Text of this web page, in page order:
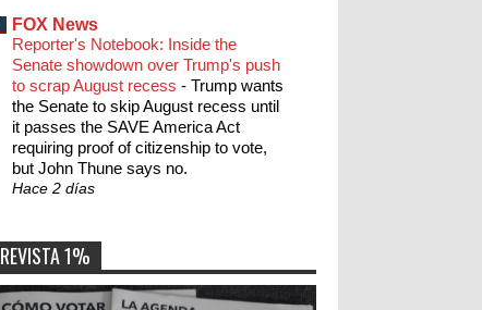
FOX News
Reporter's Notebook: Inside the
Senate showdown over Trump's push
to scrap August recess - Trump wants
the Senate to skip August recess until
it passes the SAVE America Act
requiring proof of citizenship to vote,
but John Thune says no.
Hace 2 días
REVISTA 1%